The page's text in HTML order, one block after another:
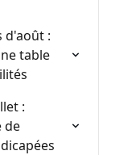
d'août :
table
:
de